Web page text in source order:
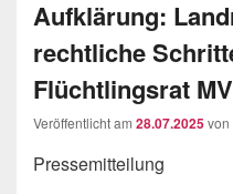
Aufklärung:
rechtliche
Flüchtlingsrat MV
Veröffentlicht am 28.07.2025von
Pressemitteilung